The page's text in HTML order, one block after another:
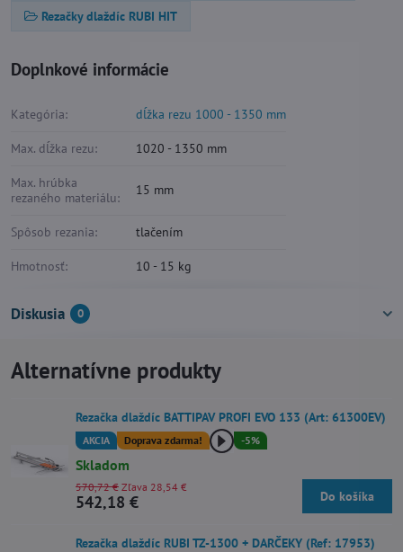
Rezačky dlaždíc RUBI HIT
Doplnkové informácie
Kategória: dĺžka rezu 1000 - 1350 mm
Max. dĺžka rezu: 1020 - 1350 mm
Max. hrúbka
rezaného materiálu:
15 mm
Spôsob rezania: tlačením
Hmotnosť: 10 - 15 kg
Diskusia 0
Alternatívne produkty
Rezačka dlaždíc BATTIPAV PROFI EVO 133 (Art: 61300EV)
AKCIA Doprava zdarma! -5%
Skladom
542,18 €
570,72 € Zľava 28,54 €
Do košíka
Rezačka dlaždíc RUBI TZ-1300 + DARČEKY (Ref: 17953)